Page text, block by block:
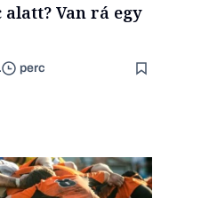
alatt? Van rá egy
perc